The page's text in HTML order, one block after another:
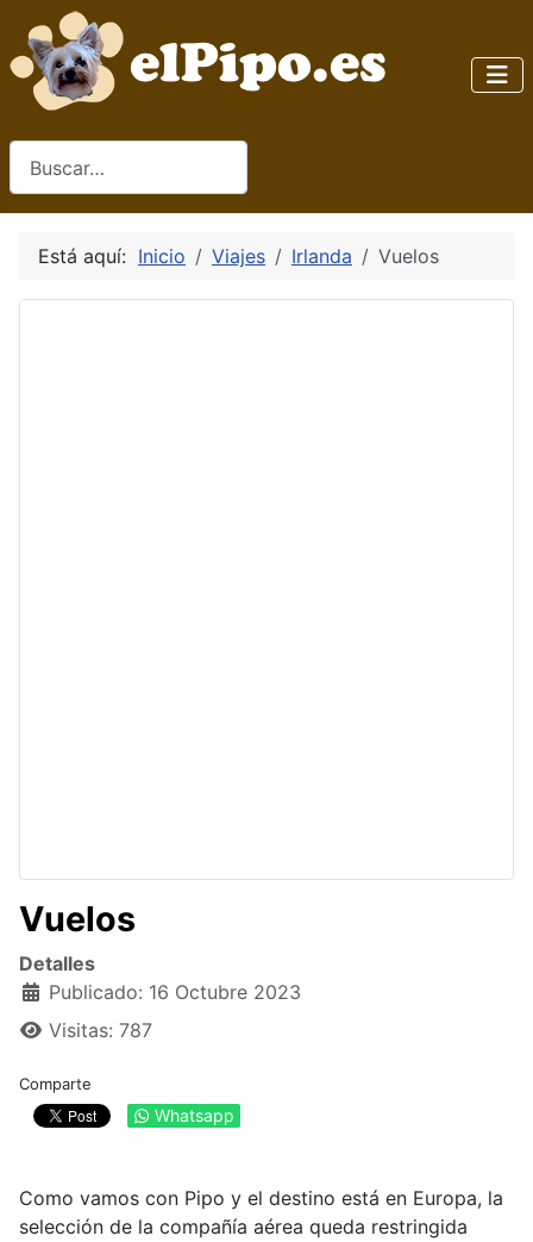
Está aquí: Inicio Viajes Irlanda Vuelos
Vuelos
Detalles
Publicado: 16 Octubre 2023
Visitas: 787
Comparte
Whatsapp
Como vamos con Pipo y el destino está en Europa, la
selección de la compañía aérea queda restringida